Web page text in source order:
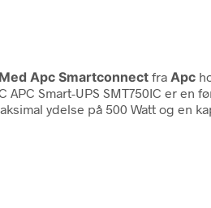
Apc Smartconnect fra Apc
APC Smart-UPS SMT750IC er
ydelse på 500 Watt og en